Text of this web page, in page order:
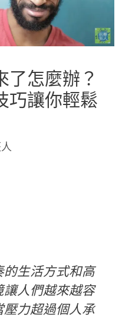
了怎麼辦？
巧讓你輕鬆
生活方式和高
人們越來越容
力超過個人承